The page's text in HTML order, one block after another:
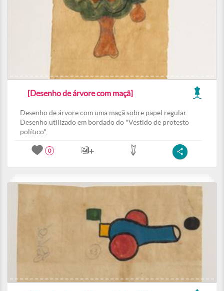
[Desenho de árvore com maçã]
Desenho de árvore com uma maçã sobre papel regular.
Desenho utilizado em bordado do "Vestido de protesto
político".
0